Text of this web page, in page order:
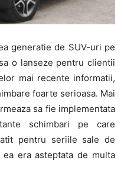
generatie de SUV-uri pe
o lanseze pentru clientii
mai recente informatii,
foarte serioasa. Mai
sa fie implementata
schimbari pe care
pentru seriile sale de
era asteptata de multa